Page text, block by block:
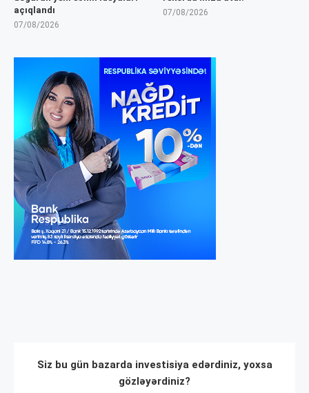
açıqlandı
07/08/2026
07/08/2026
Siz bu gün bazarda investisiya edərdiniz, yoxsa
gözləyərdiniz?